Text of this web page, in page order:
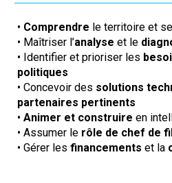
• Comprendre le territoire et
• Maîtriser l’analyse et le
• Identifier et prioriser les
politiques
• Concevoir des solutions
partenaires pertinents
• Animer et construire en
• Assumer le rôle de chef de
• Gérer les financements et la